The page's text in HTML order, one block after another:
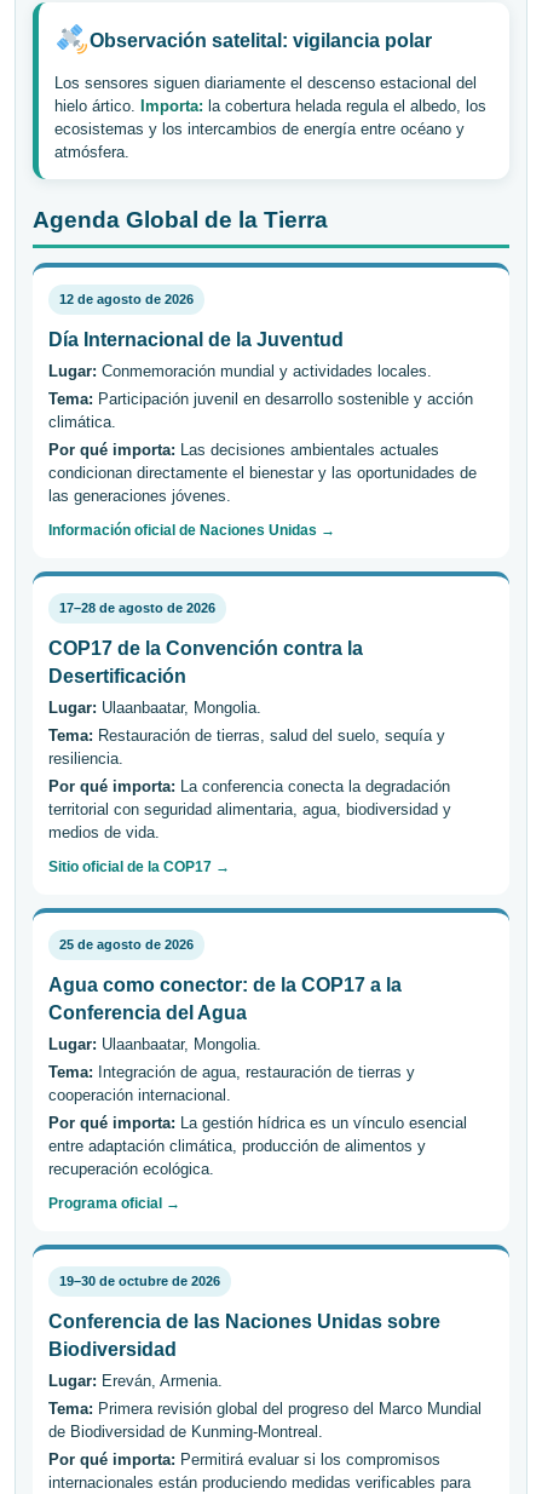
Observación satelital: vigilancia polar
Los sensores siguen diariamente el descenso estacional del
hielo ártico. Importa: la cobertura helada regula el albedo, los
ecosistemas y los intercambios de energía entre océano y
atmósfera.
Agenda Global de la Tierra
12 de agosto de 2026
Día Internacional de la Juventud
Lugar: Conmemoración mundial y actividades locales.
Tema: Participación juvenil en desarrollo sostenible y acción
climática.
Por qué importa: Las decisiones ambientales actuales
condicionan directamente el bienestar y las oportunidades de
las generaciones jóvenes.
Información oficial de Naciones Unidas →
17–28 de agosto de 2026
COP17 de la Convención contra la
Desertificación
Lugar: Ulaanbaatar, Mongolia.
Tema: Restauración de tierras, salud del suelo, sequía y
resiliencia.
Por qué importa: La conferencia conecta la degradación
territorial con seguridad alimentaria, agua, biodiversidad y
medios de vida.
Sitio oficial de la COP17 →
25 de agosto de 2026
Agua como conector: de la COP17 a la
Conferencia del Agua
Lugar: Ulaanbaatar, Mongolia.
Tema: Integración de agua, restauración de tierras y
cooperación internacional.
Por qué importa: La gestión hídrica es un vínculo esencial
entre adaptación climática, producción de alimentos y
recuperación ecológica.
Programa oficial →
19–30 de octubre de 2026
Conferencia de las Naciones Unidas sobre
Biodiversidad
Lugar: Ereván, Armenia.
Tema: Primera revisión global del progreso del Marco Mundial
de Biodiversidad de Kunming-Montreal.
Por qué importa: Permitirá evaluar si los compromisos
internacionales están produciendo medidas verificables para